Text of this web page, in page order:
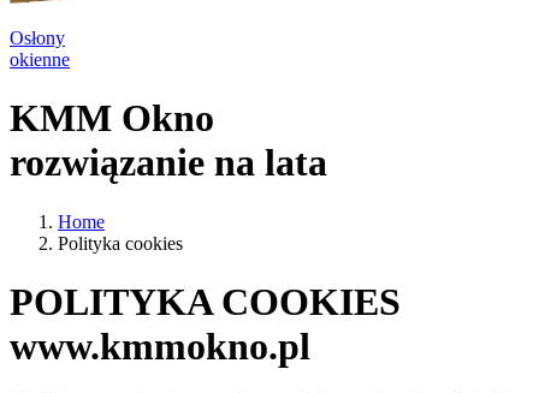
Osłony
okienne
KMM Okno
rozwiązanie na lata
Home
Polityka cookies
POLITYKA COOKIES
www.kmmokno.pl